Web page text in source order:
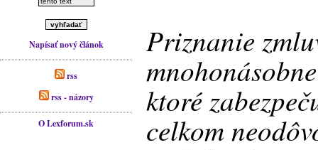
Napísať nový článok
rss
rss - názory
O Lexforum.sk
Priznanie
ktoré
celkom